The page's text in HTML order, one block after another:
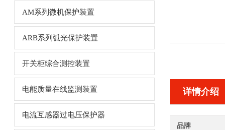
AM系列微机保护装置
ARB系列弧光保护装置
开关柜综合测控装置
电能质量在线监测装置
电流互感器过电压保护器
详情介绍
品牌